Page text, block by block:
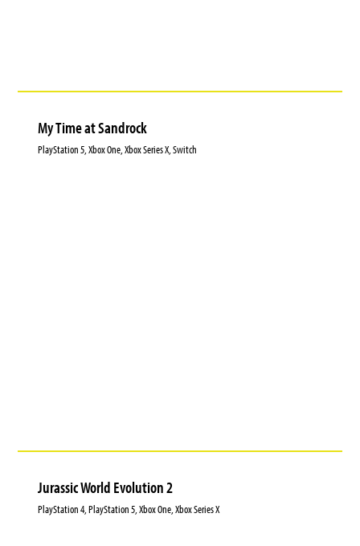
My Time at Sandrock
PlayStation 5, Xbox One, Xbox Series X, Switch
Jurassic World Evolution 2
PlayStation 4, PlayStation 5, Xbox One, Xbox Series X